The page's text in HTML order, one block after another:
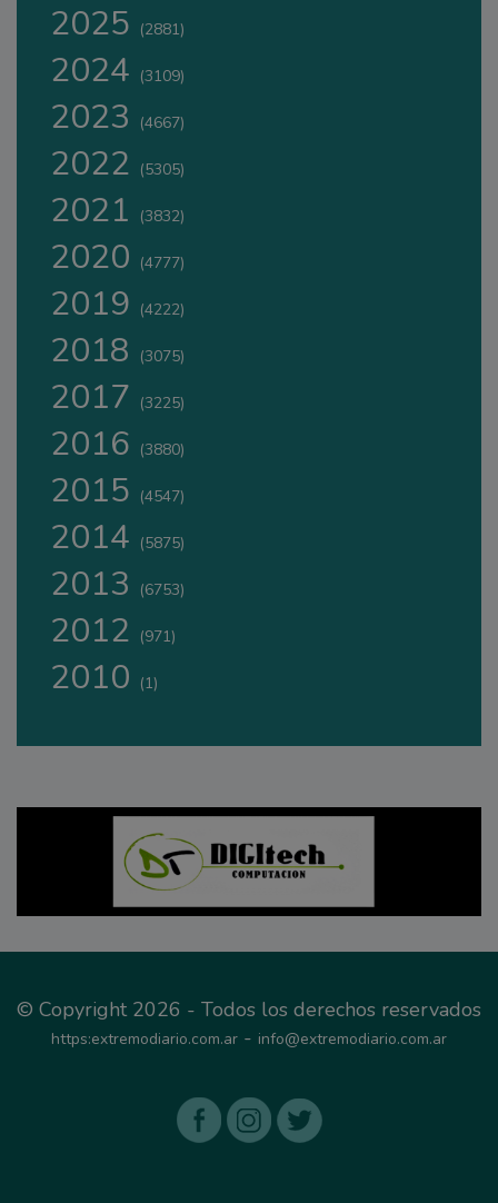
2025 (2881)
2024 (3109)
2023 (4667)
2022 (5305)
2021 (3832)
2020 (4777)
2019 (4222)
2018 (3075)
2017 (3225)
2016 (3880)
2015 (4547)
2014 (5875)
2013 (6753)
2012 (971)
2010 (1)
© Copyright 2026 - Todos los derechos reservados
https:extremodiario.com.ar - info@extremodiario.com.ar